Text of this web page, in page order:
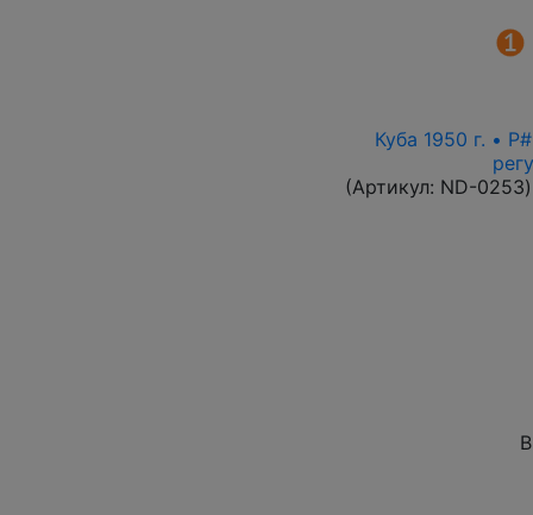
Куба 1950 г. •
(Артикул: ND-0253)